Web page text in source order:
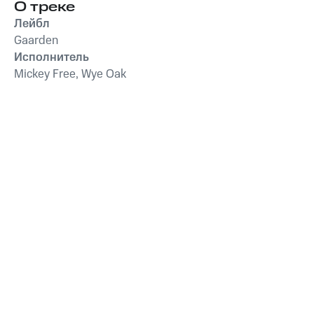
О треке
Лейбл
Gaarden
Исполнитель
Mickey Free, Wye Oak